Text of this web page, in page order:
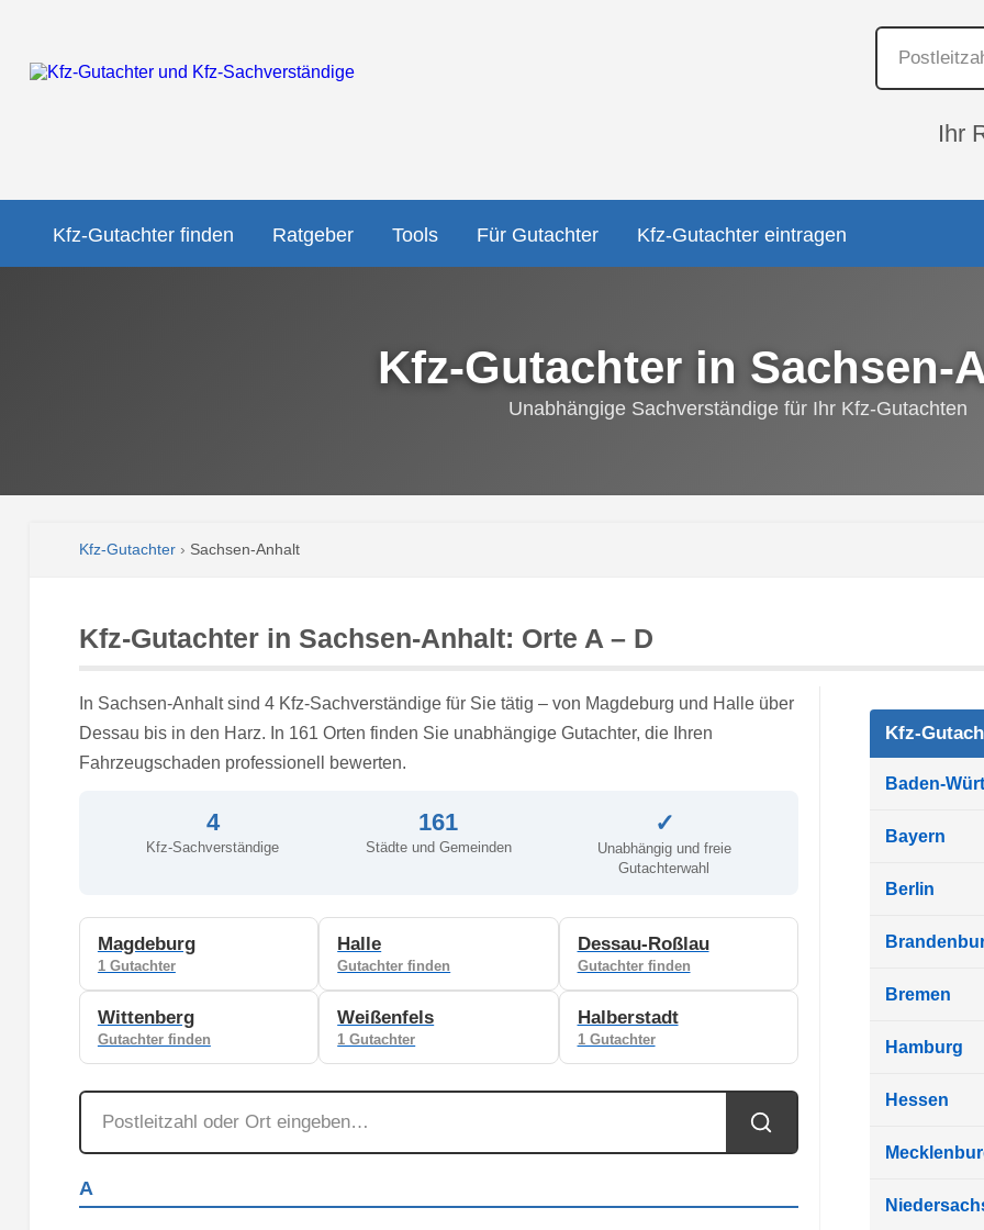
Ihr
Kfz-Gutachter finden Ratgeber Tools Für Gutachter Kfz-Gutachter eintragen
Kfz-Gutachter in Sachsen-
Unabhängige Sachverständige für Ihr Kfz-Gutachten
Kfz-Gutachter› Sachsen-Anhalt
Kfz-Gutachter in Sachsen-Anhalt: Orte A – D
In Sachsen-Anhalt sind 4 Kfz-Sachverständige für Sie tätig – von Magdeburg und Halle über
Dessau bis in den Harz. In 161 Orten finden Sie unabhängige Gutachter, die Ihren
Fahrzeugschaden professionell bewerten.
4
Kfz-Sachverständige
161
Städte und Gemeinden
✓
Unabhängig und freie
Gutachterwahl
Magdeburg
1 Gutachter
Halle
Gutachter finden
Dessau-Roßlau
Gutachter finden
Wittenberg
Gutachter finden
Weißenfels
1 Gutachter
Halberstadt
1 Gutachter
A
Kfz-
Baden-
Bayern
Berlin
Bremen
Hamburg
Hessen